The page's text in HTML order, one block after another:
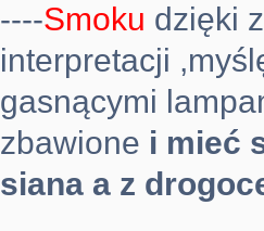
----Smoku dzięki
interpretacji
gasnącymi
zbawione i mieć
siana a z